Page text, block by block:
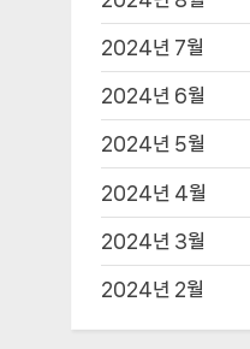
2024년 7월
2024년 6월
2024년 5월
2024년 4월
2024년 3월
2024년 2월